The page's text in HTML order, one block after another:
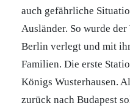
auch gefährliche
Ausländer. So wurde
Berlin verlegt und mit
Familien. Die erste
Königs Wusterhausen.
zurück nach Budapest